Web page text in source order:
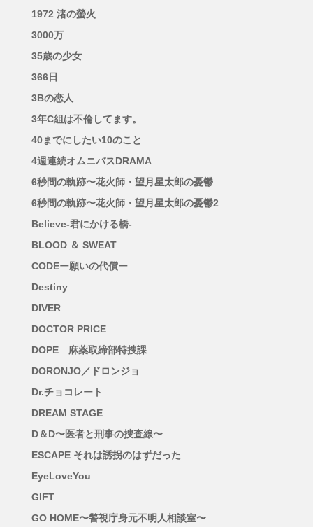
1972 渚の螢火
3000万
35歳の少女
366日
3Bの恋人
3年C組は不倫してます。
40までにしたい10のこと
4週連続オムニバスDRAMA
6秒間の軌跡〜花火師・望月星太郎の憂鬱
6秒間の軌跡〜花火師・望月星太郎の憂鬱2
Believe-君にかける橋-
BLOOD ＆ SWEAT
CODEー願いの代償ー
Destiny
DIVER
DOCTOR PRICE
DOPE 麻薬取締部特捜課
DORONJO／ドロンジョ
Dr.チョコレート
DREAM STAGE
D＆D〜医者と刑事の捜査線〜
ESCAPE それは誘拐のはずだった
EyeLoveYou
GIFT
GO HOME〜警視庁身元不明人相談室〜